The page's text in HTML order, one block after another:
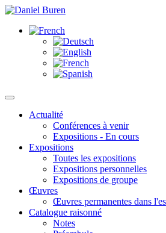
Actualité
Conférences à venir
Expositions - En cours
Expositions
Toutes les expositions
Expositions personnelles
Expositions de groupe
Œuvres
Œuvres permanentes dans
Catalogue raisonné
Notes